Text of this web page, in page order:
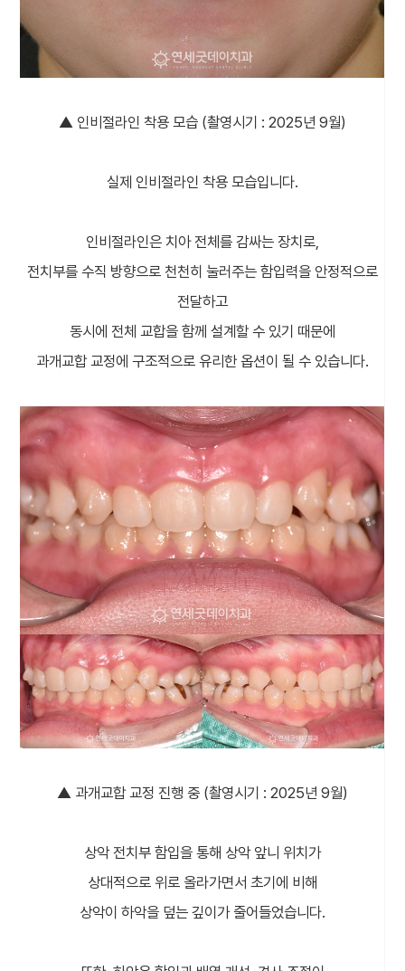
▲ 인비절라인 착용 모습 (촬영시기 : 2025년 9월)
실제 인비절라인 착용 모습입니다.
인비절라인은 치아 전체를 감싸는 장치로,
전치부를 수직 방향으로 천천히 눌러주는 함입력을 안정적으로
전달하고
동시에 전체 교합을 함께 설계할 수 있기 때문에
과개교합 교정에 구조적으로 유리한 옵션이 될 수 있습니다.
▲ 과개교합 교정 진행 중 (촬영시기 : 2025년 9월)
상악 전치부 함입을 통해 상악 앞니 위치가
상대적으로 위로 올라가면서 초기에 비해
상악이 하악을 덮는 깊이가 줄어들었습니다.